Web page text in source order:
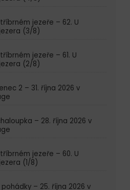
jezeře – 62. U
(3/8)
jezeře – 61. U
(2/8)
2 – 31. října 2026 v
– 28. října 2026 v
jezeře – 60. U
(1/8)
– 25. října 2026 v